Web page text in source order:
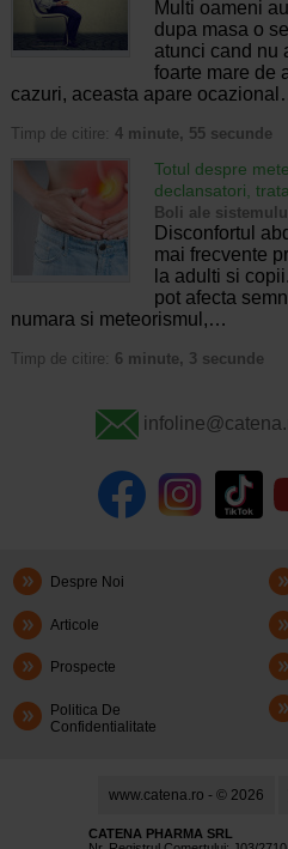
Multi oameni
dupa masa o
atunci cand nu
foarte mare de
cazuri, aceasta apare
Timp de citire: 4 minute, 55 secunde
Totul despre
declansatori,
Boli ale
Disconfortul
mai frecvente
la adulti si
pot afecta
numara si meteorismul,…
Timp de citire: 6 minute, 3 secunde
Despre Noi
Articole
Prospecte
Politica De
Confidentialitate
www.catena.ro - © 2026
CATENA PHARMA SRL